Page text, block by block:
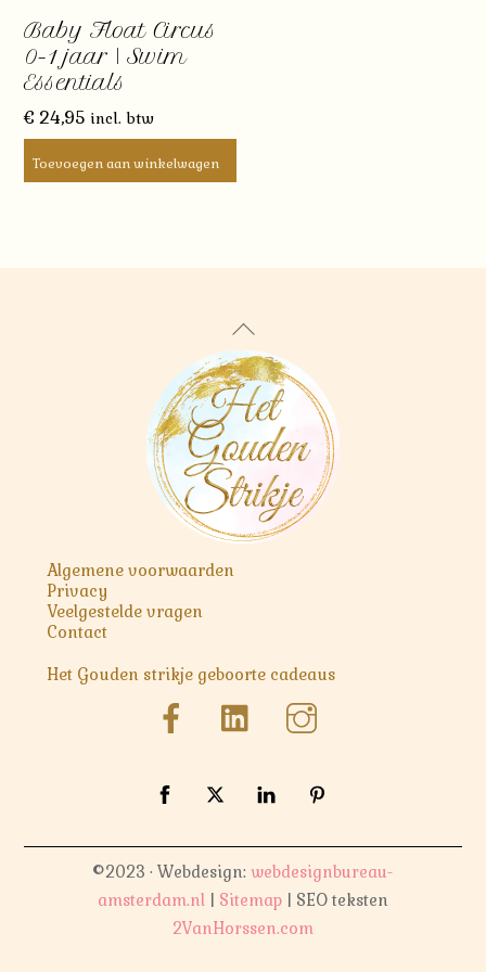
Baby Float Circus
0-1 jaar | Swim
Essentials
€ 24,95 incl. btw
Toevoegen aan winkelwagen
Back
To
Top
Algemene voorwaarden
Privacy
Veelgestelde vragen
Contact
Het Gouden strikje geboorte cadeaus
©2023 · Webdesign: webdesignbureau-
amsterdam.nl| Sitemap| SEO teksten
2VanHorssen.com